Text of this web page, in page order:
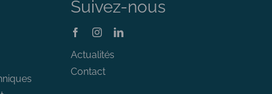
Suivez-nous
Actualités
Contact